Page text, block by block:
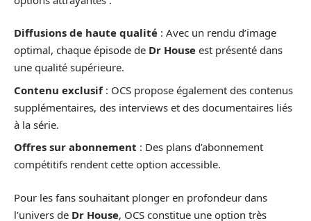
Diffusions de haute qualité : Avec un rendu d’image
optimal, chaque épisode de Dr House est présenté dans
une qualité supérieure.
Contenu exclusif: OCS propose également des contenus
supplémentaires, des interviews et des documentaires liés
à la série.
Offres sur abonnement : Des plans d’abonnement
compétitifs rendent cette option accessible.
Pour les fans souhaitant plonger en profondeur dans
l’univers de Dr House, OCS constitue une option très